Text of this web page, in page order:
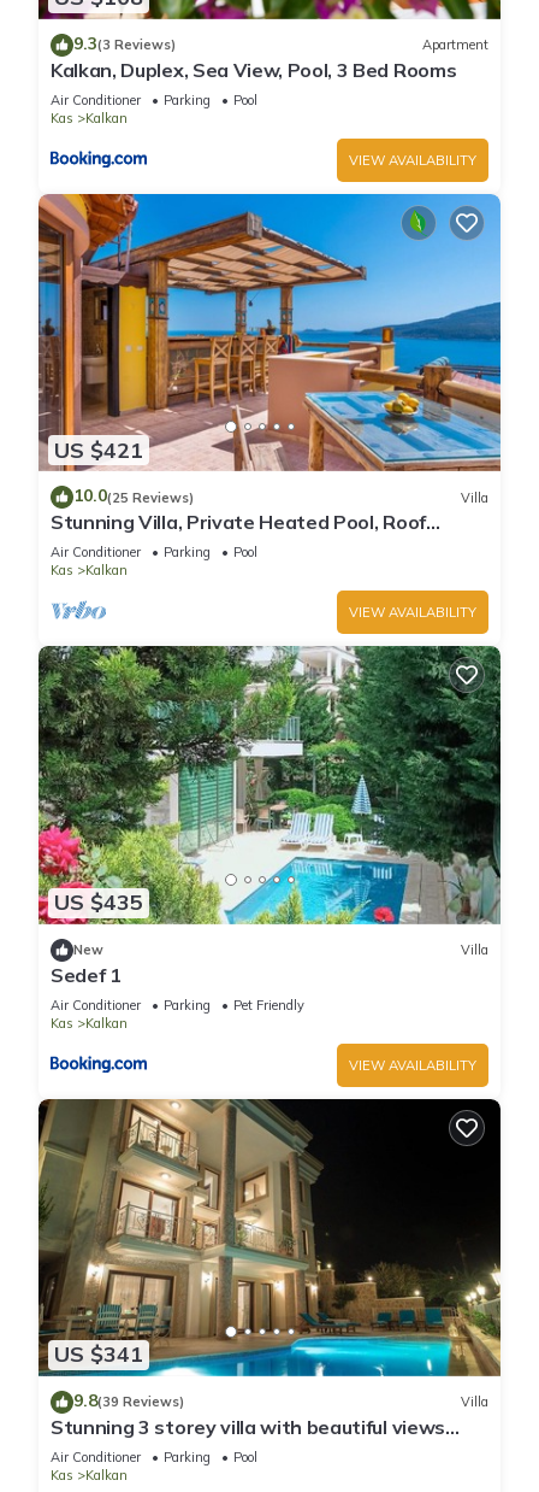
9.3(3 Reviews) Apartment
Kalkan, Duplex, Sea View, Pool, 3 Bed Rooms
Air Conditioner Parking
Pool
Kas
Kalkan
VIEW AVAILABILITY
US $421
10.0(25 Reviews) Villa
Stunning Villa, Private Heated Pool, Roof
Terrace Bar, Pool Table, 200m to beach
Air Conditioner Parking
Pool
Kas
Kalkan
VIEW AVAILABILITY
US $435
New Villa
Sedef 1
Air Conditioner Parking
Pet Friendly
Kas
Kalkan
VIEW AVAILABILITY
US $341
9.8(39 Reviews) Villa
Stunning 3 storey villa with beautiful views
over Kalkan Bay .Heated Pool .
Air Conditioner Parking
Pool
Kas
Kalkan